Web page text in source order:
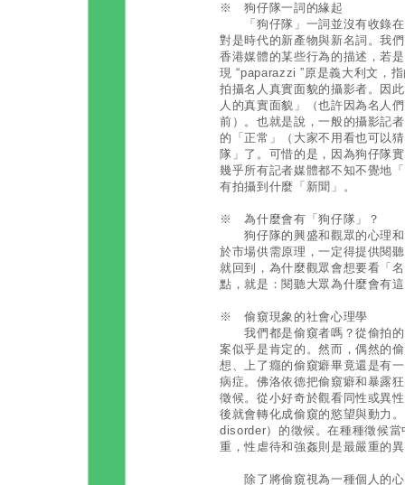
※ 狗仔隊一詞的緣起
「狗仔隊」一詞並沒有收錄在
對是時代的新產物與新名詞。我
香港媒體的某些行為的描述，若
現 “paparazzi ”原是義大利文，
拍攝名人真實面貌的攝影者。因
人的真實面貌」（也許因為名人
前）。也就是說，一般的攝影記
的「正常」（大家不用看也可以
隊」了。可惜的是，因為狗仔隊
幾乎所有記者媒體都不知不覺地
有拍攝到什麼「新聞」。
※ 為什麼會有「狗仔隊」？
狗仔隊的興盛和觀眾的心理和
於市場供需原理，一定得提供閱
就回到，為什麼觀眾會想要看「
點，就是：閱聽大眾為什麼會有
※ 偷窺現象的社會心理學
我們都是偷窺者嗎？從偷拍的
案似乎是肯定的。然而，偶然的
想、上了癮的偷窺癖畢竟還是有
病症。佛洛依德把偷窺癖和暴露
徵候。從小好奇於觀看同性或異
後就會轉化成偷窺的慾望與動力
disorder）的徵候。在種種徵候
重，性虐待和強姦則是最嚴重的
除了將偷窺視為一種個人的心